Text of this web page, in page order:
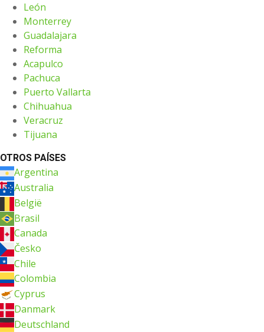
León
Monterrey
Guadalajara
Reforma
Acapulco
Pachuca
Puerto Vallarta
Chihuahua
Veracruz
Tijuana
OTROS PAÍSES
Argentina
Australia
België
Brasil
Canada
Česko
Chile
Colombia
Cyprus
Danmark
Deutschland